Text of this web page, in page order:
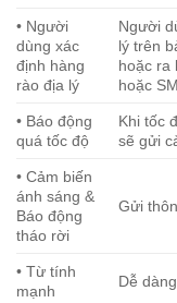
• Người
dùng xác
định hàng
rào địa lý
Người
lý trên
hoặc ra
hoặc
• Báo động
quá tốc độ
Khi tốc
sẽ gửi
• Cảm biến
ánh sáng &
Báo động
tháo rời
Gửi
• Từ tính
mạnh
Dễ